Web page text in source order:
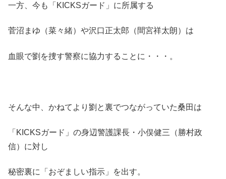
一方、今も「KICKSガード」に所属する
菅沼まゆ（菜々緒）や沢口正太郎（間宮祥太朗）は
血眼で劉を捜す警察に協力することに・・・。
そんな中、かねてより劉と裏でつながっていた桑田は
「KICKSガード」の身辺警護課長・小俣健三（勝村政
信）に対し
秘密裏に「おぞましい指示」を出す。